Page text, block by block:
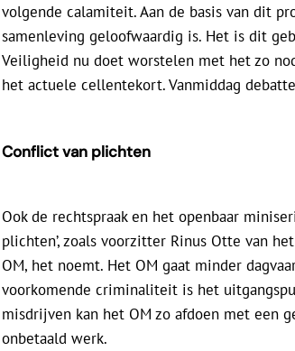
volgende calamiteit. Aan de basis van dit
samenleving geloofwaardig is. Het is dit
Veiligheid nu doet worstelen met het zo
het actuele cellentekort. Vanmiddag
Conflict van plichten
Ook de rechtspraak en het openbaar
plichten’, zoals voorzitter Rinus Otte van
OM, het noemt. Het OM gaat minder
voorkomende criminaliteit is het
misdrijven kan het OM zo afdoen met een
onbetaald werk.